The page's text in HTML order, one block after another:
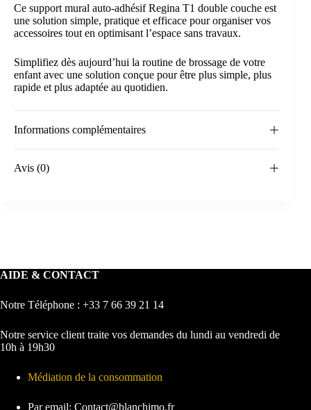
Ce support mural auto-adhésif Regina T1 double couche est
une solution simple, pratique et efficace pour organiser vos
accessoires tout en optimisant l’espace sans travaux.
Simplifiez dès aujourd’hui la routine de brossage de votre
enfant avec une solution conçue pour être plus simple, plus
rapide et plus adaptée au quotidien.
Informations complémentaires
Avis (0)
AIDE & CONTACT
Notre Téléphone : +33 7 66 39 21 14
Notre service client traite vos demandes du lundi au vendredi de
10h à 19h30
Médiation de la consommation
Par email: Contact@blanchimo.fr